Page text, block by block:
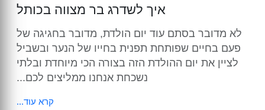
צילום בר מצווה
צילום בת מצווה מצווה
צילום החתונה
בוק בר מצווה
בוק בת מצווה
הפקת קליפים לאירועים
צילום מוצרים
סרטי תדמית
צילום אירועי חברה
בלוג
הריון ולידה
ברית מילה ובריתה
איך לשדרג בר מצווה בכותל
לא מדובר בסתם עוד יום הולדת, מדובר בחגיגה של
פעם בחיים שפותחת תפנית בחייו של הנער ובשביל
לציין את יום ההולדת הזה בצורה הכי מיוחדת ובלתי
נשכחת אנחנו ממליצים לכם...
קרא עוד...